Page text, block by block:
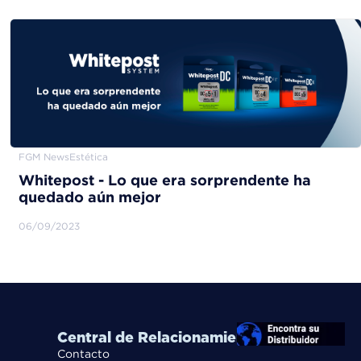
FGM News Estética
Whitepost - Lo que era sorprendente ha
quedado aún mejor
06/09/2023
Central de Relacionamiento
Contacto